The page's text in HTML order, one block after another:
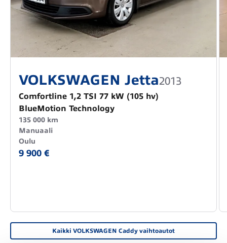
VOLKSWAGEN Jetta2013
Comfortline 1,2 TSI 77 kW (105 hv)
BlueMotion Technology
135 000 km
Manuaali
Oulu
9 900 €
Kaikki VOLKSWAGEN Caddy vaihtoautot